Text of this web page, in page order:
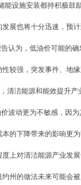
设施安装都持积极鼓
也将十分迅速，预计
为，低油价可能的确
较强，突发事件、地
清洁能源和能效提升产
动更为不敏感，因为
的下降带来的影响更为
对清洁能源产业发
州的做法未来可能会